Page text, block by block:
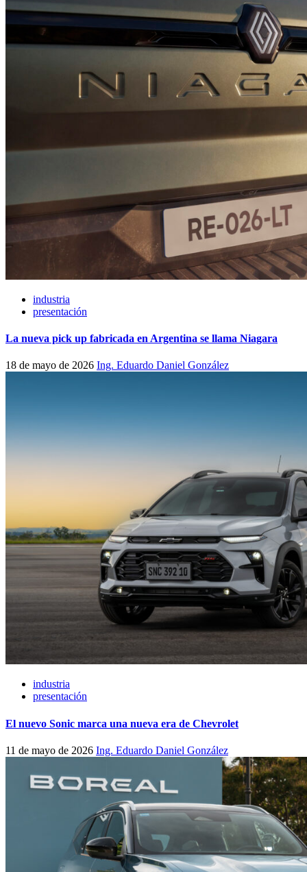
industria
presentación
La nueva pick up fabricada en Argentina se llama Niagara
18 de mayo de 2026 Ing. Eduardo Daniel González
industria
presentación
El nuevo Sonic marca una nueva era de Chevrolet
11 de mayo de 2026 Ing. Eduardo Daniel González